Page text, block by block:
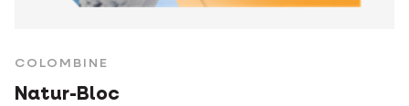
COLOMBINE
Natur-Bloc